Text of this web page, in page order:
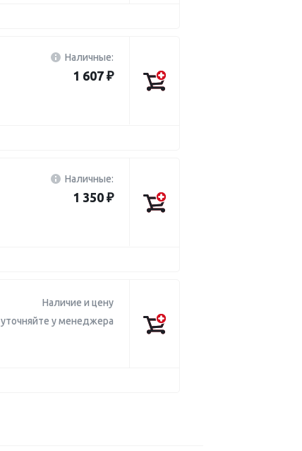
Наличные:
1 607 ₽
Наличные:
1 350 ₽
Наличие и цену
уточняйте у менеджера